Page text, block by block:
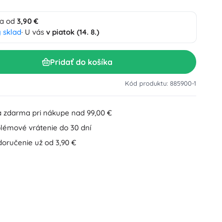
Doplnky na WC
Doplnky k vani a sprche
Kúpeľňový textil
Figúrky
Bábiky a bábätká
od 3,90 €
sklad· U vás v piatok (14. 8.)
Pridať do košíka
Kód produktu: 885900-1
zdarma pri nákupe nad 99,00 €
vrátenie do 30 dní
už od 3,90 €